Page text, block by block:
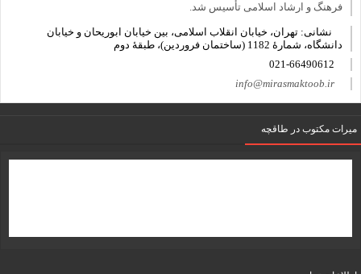
فرهنگ و ارشاد اسلامی تأسیس شد.
نشانی: تهران، خیابان انقلاب اسلامی، بین خیابان ابوریحان و خیابان
دانشگاه، شمارۀ 1182 (ساختمان فروردین)، طبقۀ دوم
021-66490612
info@mirasmaktoob.ir
میرات مکتوب در طاقچه